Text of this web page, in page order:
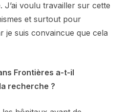
J’ai voulu travailler sur cette
et surtout pour
je suis convaincue que cela
Frontières a-t-il
recherche ?